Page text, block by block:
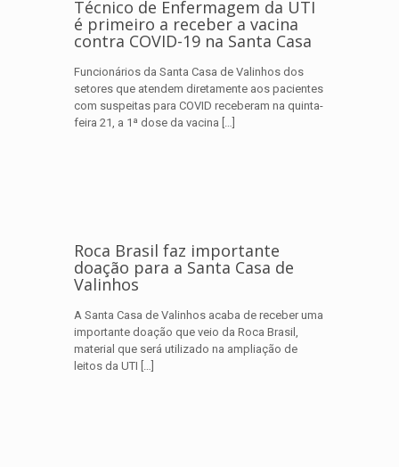
Técnico de Enfermagem da UTI
é primeiro a receber a vacina
contra COVID-19 na Santa Casa
Funcionários da Santa Casa de Valinhos dos
setores que atendem diretamente aos pacientes
com suspeitas para COVID receberam na quinta-
feira 21, a 1ª dose da vacina […]
Roca Brasil faz importante
doação para a Santa Casa de
Valinhos
A Santa Casa de Valinhos acaba de receber uma
importante doação que veio da Roca Brasil,
material que será utilizado na ampliação de
leitos da UTI […]